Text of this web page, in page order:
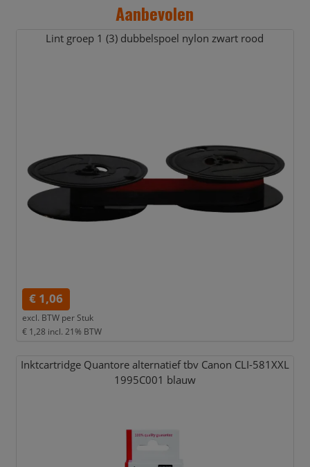
Aanbevolen
Lint groep 1 (3) dubbelspoel nylon zwart rood
€ 1,06
excl. BTW per Stuk
€ 1,28 incl. 21% BTW
Inktcartridge Quantore alternatief tbv Canon CLI-581XXL
1995C001 blauw